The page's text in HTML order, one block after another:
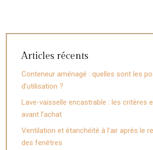
Articles récents
Conteneur aménagé : quelles sont les
d’utilisation ?
Lave-vaisselle encastrable : les critères
avant l’achat
Ventilation et étanchéité à l’air après le
des fenêtres